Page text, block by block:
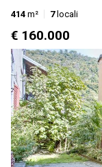
414 m² 7locali
€ 160.000